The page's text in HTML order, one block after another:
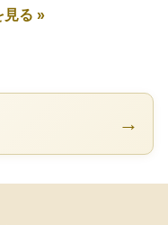
見る »
→